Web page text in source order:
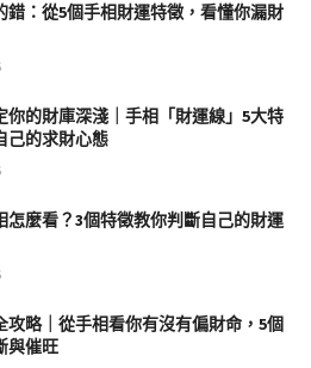
錯：從5個手相財運特徵，看懂你漏財
你的財庫深淺｜手相「財運線」5大特
己的求財心態
怎麼看？3個特徵教你判斷自己的財運
攻略｜從手相看你有沒有偏財命，5個
與催旺